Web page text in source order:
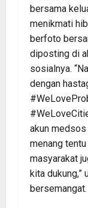
bersama
menikmati
berfoto
diposting di
sosialnya.
dengan
akun medsos
menang
masyarakat
kita dukung,”
bersemangat.